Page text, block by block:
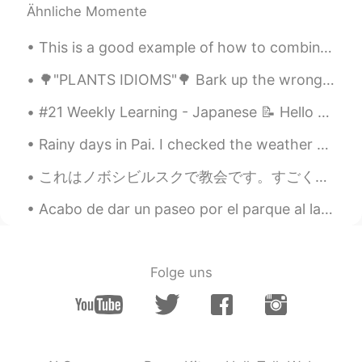
Leti
Hoy fui a un parque que también esun
museo al aire libre.
museo al aire libre.
Es uno de mis sitios preferido aquí en
Amberes.
Si visitas Amberes vale la pena ir 😃
Ähnliche Momente
This is a good example of how to combine the skills of pouring tea and cycling with ease and eleg...
🌳"PLANTS IDIOMS"🌳 Bark up the wrong tree Looking for something in the wrong place or going abou...
#21 Weekly Learning - Japanese 📝 Hello HT friends 😄, Welcome to my weekly learning of 🇰🇷🇯🇵🇷🇺 ❓...
Rainy days in Pai. I checked the weather until now, it looks like a it will be rainy for at least...
これはノボシビルスクで教会です。すごく綺麗で、歴史的です。ノボシビルスク人はこの教会に誇りに思います。でも、めっちゃ小さいです。 This is a church in Novosibirsk...
Acabo de dar un paseo por el parque al lado de mi piso. Aunque el parque es bastante pequeño y ce...
Folge uns